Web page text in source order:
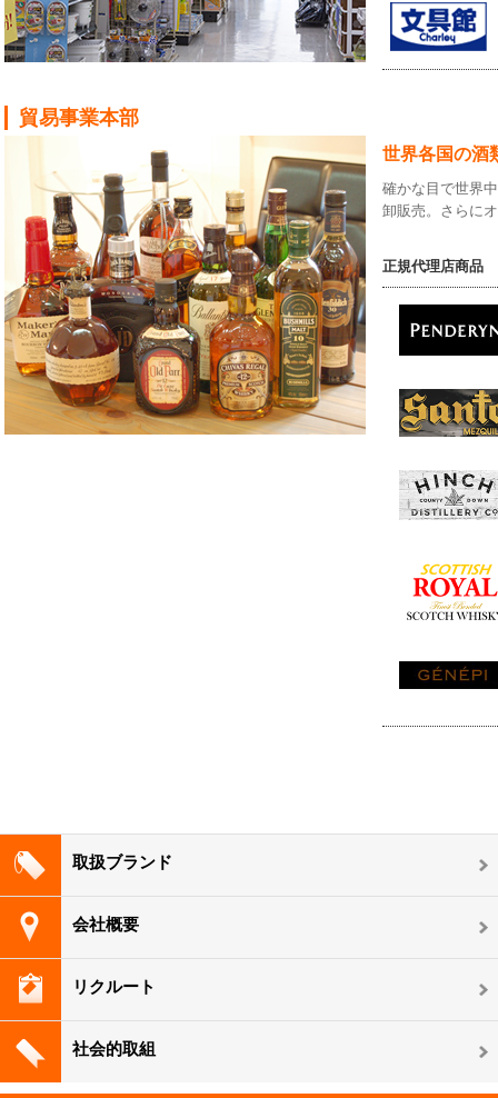
取扱ブランド
会社概要
リクルート
社会的取組
貿易事業本部
世界各国の酒
確かな目で世界
卸販売。さらに
正規代理店商品